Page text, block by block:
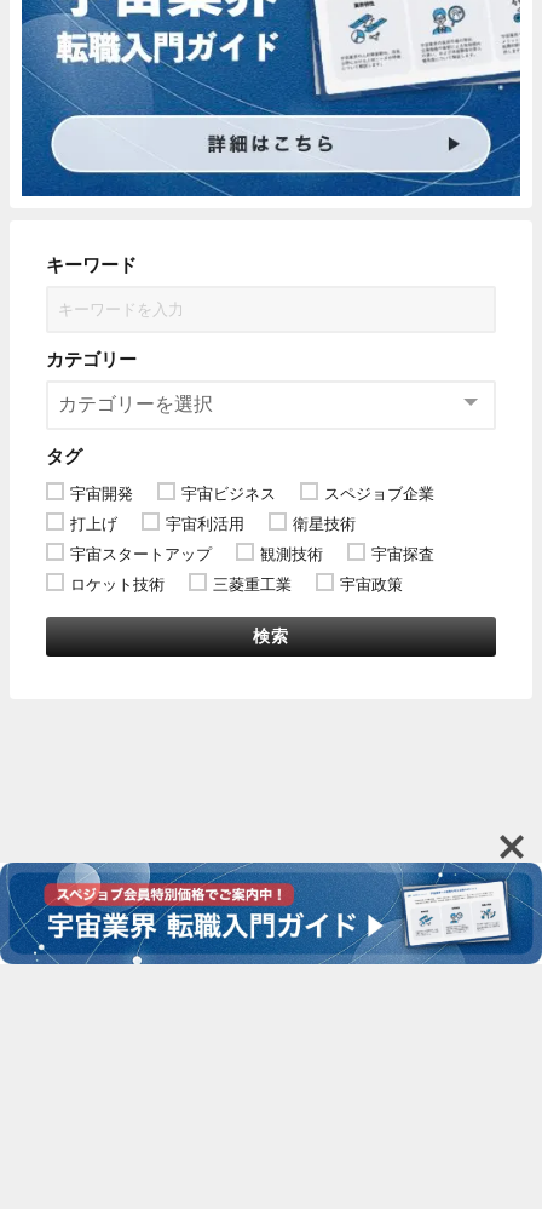
キーワード
カテゴリー
タグ
宇宙開発 宇宙ビジネス
スペジョブ企業
打上げ
宇宙利活用
衛星技術
宇宙スタートアップ
観測技術
宇宙探査
ロケット技術
三菱重工業 宇宙政策
検索